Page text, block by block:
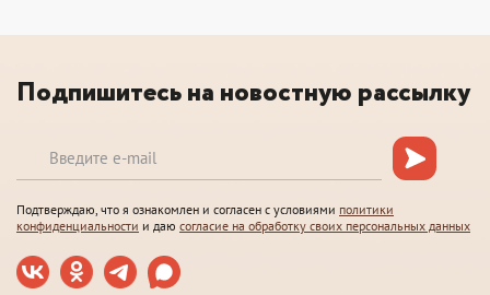
Подпишитесь на новостную рассылку
Подтверждаю, что я ознакомлен и согласен с условиями политики
конфиденциальности и даю согласие на обработку своих персональных данных